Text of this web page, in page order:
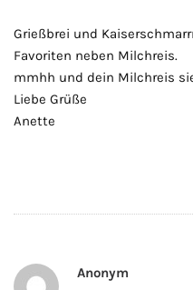
Grießbrei und
Favoriten neben Milchreis.
mmhh und dein Milchreis
Liebe Grüße
Anette
Anonym